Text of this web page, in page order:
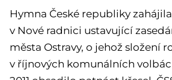
Hymna České republiky
v Nové radnici ustavující
města Ostravy, o jehož složení
v říjnových komunálních